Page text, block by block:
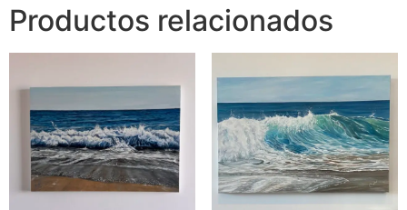
Productos relacionados